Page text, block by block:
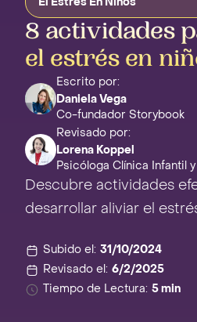
El Estres En Ninos
8 actividades
el estrés en
Escrito por:
Daniela Vega
Co-fundador Storybook
Revisado por:
Lorena Koppel
Psicóloga Clínica Infantil y
Descubre actividades
desarrollar aliviar el
Subido el: 31/10/2024
Revisado el: 6/2/2025
Tiempo de Lectura: 5 min